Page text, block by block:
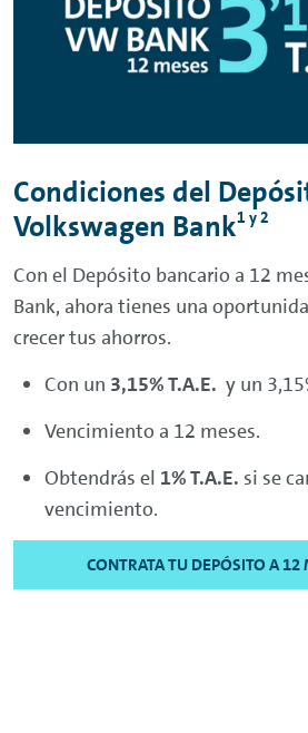
Condiciones del
Volkswagen Bank1 y 2
Con el Depósito bancario a 12
Bank, ahora tienes una
crecer tus ahorros.
Con un 3,15% T.A.E. y un
Vencimiento a 12 meses.
Obtendrás el 1% T.A.E. si se
vencimiento.
CONTRATA TU DEPÓSITO A 12